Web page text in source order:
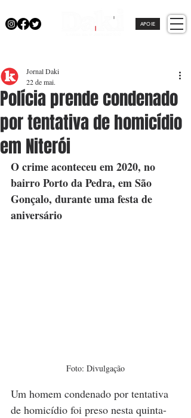
APOIE
Polícia prende condenado
por tentativa de homicídio
em Niterói
Jornal Daki
22 de mai.
O crime aconteceu em 2020, no
bairro Porto da Pedra, em São
Gonçalo, durante uma festa de
aniversário
Foto: Divulgação
Um homem condenado por tentativa
de homicídio foi preso nesta quinta-